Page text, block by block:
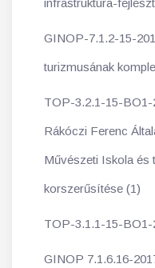
GINOP-7.1.2-15-
turizmusának
TOP-3.2.1-15-BO1-
Rákóczi Ferenc
Művészeti Iskola és
korszerűsítése (1)
TOP-3.1.1-15-BO1-
GINOP 7.1.6.16-